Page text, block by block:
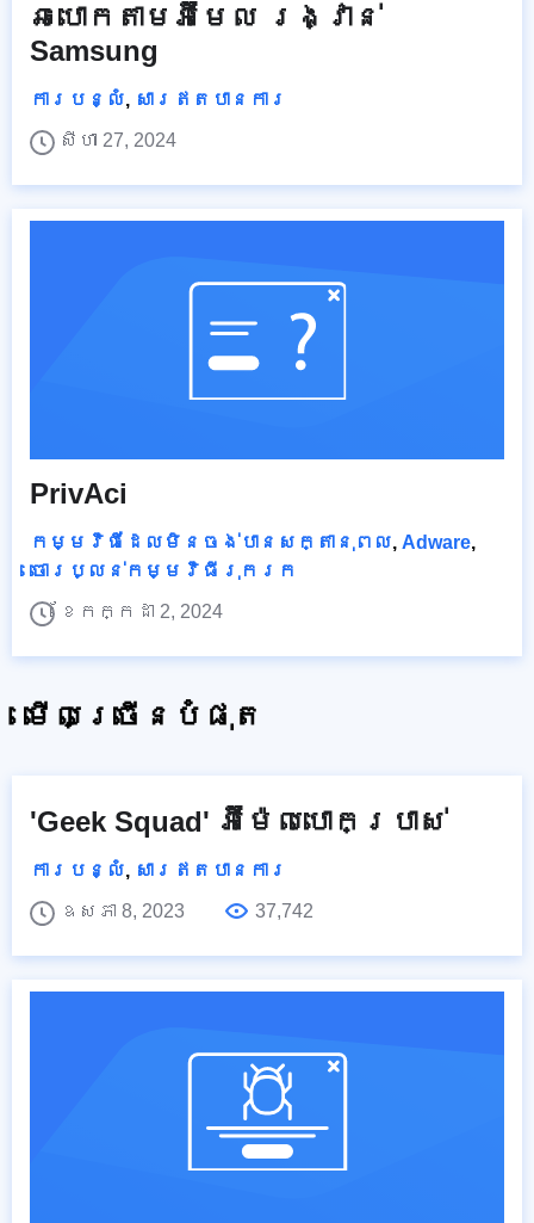
ឆបោកតាមអ៊ីមែល រង្វាន់
Samsung
ការបន្លំ, សារឥតបានការ
សីហា 27, 2024
PrivAci
កម្មវិធីដែលមិនចង់បានសក្តានុពល, Adware,
ចោរប្លន់កម្មវិធីរុករក
ខែកក្កដា 2, 2024
មើលច្រើនបំផុត
'Geek Squad' អ៊ីម៉ែលបោកប្រាស់
ការបន្លំ, សារឥតបានការ
ឧសភា 8, 2023
37,742